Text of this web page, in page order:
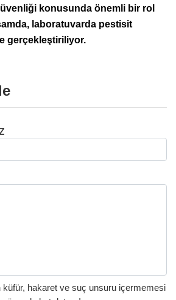
konusunda önemli bir rol
laboratuvarda pestisit
gerçekleştiriliyor.
küfür, hakaret ve suç unsuru içermemesi